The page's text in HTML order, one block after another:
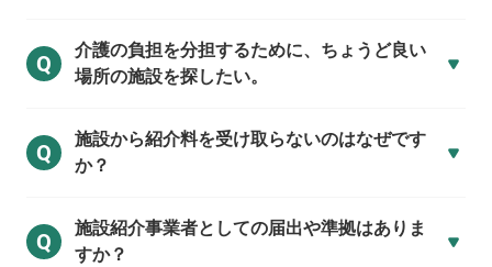
Q
介護の負担を分担するために、ちょうど良い
場所の施設を探したい。
Q
施設から紹介料を受け取らないのはなぜです
か？
Q
施設紹介事業者としての届出や準拠はありま
すか？